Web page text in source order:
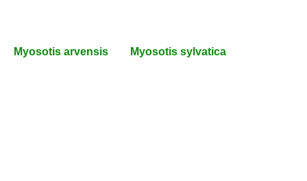
Myosotis arvensis Myosotis sylvatica